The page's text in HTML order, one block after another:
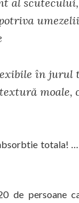
în
moale,
totala!
de persoane